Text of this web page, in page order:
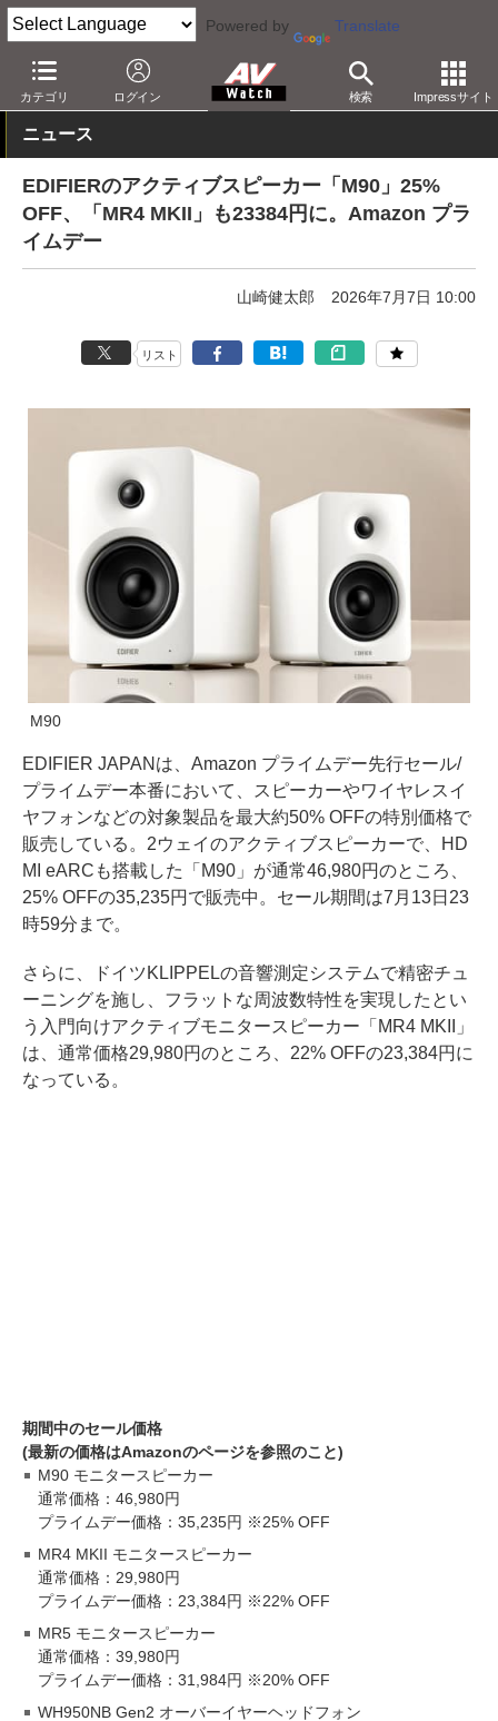
Powered by Translate
カテゴリ ログイン 検索 Impressサイト
AV Watch 動向 ショップ セール
ニュース
EDIFIERのアクティブスピーカー「M90」25%
OFF、「MR4 MKII」も23384円に。Amazon プラ
イムデー
山崎健太郎 2026年7月7日 10:00
リスト
M90
EDIFIER JAPANは、Amazon プライムデー先行セール/
プライムデー本番において、スピーカーやワイヤレスイ
ヤフォンなどの対象製品を最大約50% OFFの特別価格で
販売している。2ウェイのアクティブスピーカーで、HD
MI eARCも搭載した「M90」が通常46,980円のところ、
25% OFFの35,235円で販売中。セール期間は7月13日23
時59分まで。
さらに、ドイツKLIPPELの音響測定システムで精密チュ
ーニングを施し、フラットな周波数特性を実現したとい
う入門向けアクティブモニタースピーカー「MR4 MKII」
は、通常価格29,980円のところ、22% OFFの23,384円に
なっている。
期間中のセール価格
(最新の価格はAmazonのページを参照のこと)
M90 モニタースピーカー
通常価格：46,980円
プライムデー価格：35,235円 ※25% OFF
MR4 MKII モニタースピーカー
通常価格：29,980円
プライムデー価格：23,384円 ※22% OFF
MR5 モニタースピーカー
通常価格：39,980円
プライムデー価格：31,984円 ※20% OFF
WH950NB Gen2 オーバーイヤーヘッドフォン